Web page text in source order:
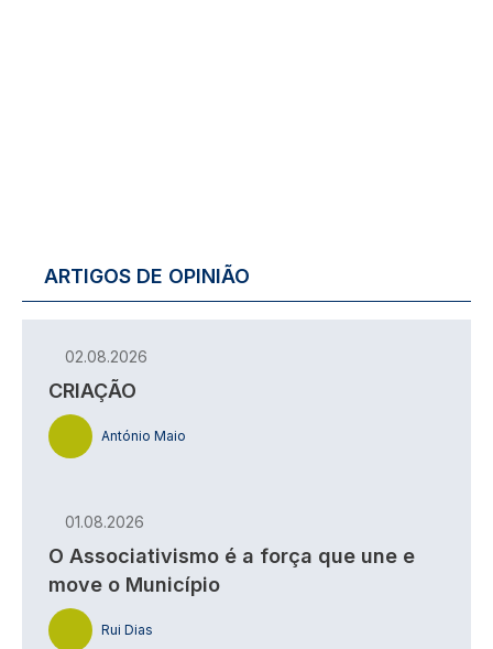
ARTIGOS DE OPINIÃO
02.08.2026
CRIAÇÃO
António Maio
01.08.2026
O Associativismo é a força que une e
move o Município
Rui Dias